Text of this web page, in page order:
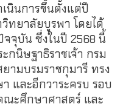
นินการขึ้นตั้งแต่ปี
ทยาลัยบูรพา โดยได้
จุบัน ซึ่งในปี 2568 นี้
นิษฐาธิราชเจ้า กรม
ามบรมราชกุมารี ทรง
และอีกวาระครบ รอบ
ะศึกษาศาสตร์ และ